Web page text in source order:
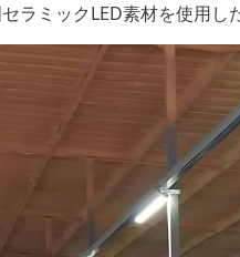
ミックLED素材を使用し